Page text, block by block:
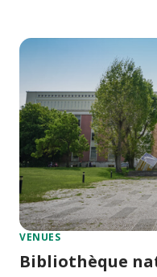
VENUES
Bibliothèque